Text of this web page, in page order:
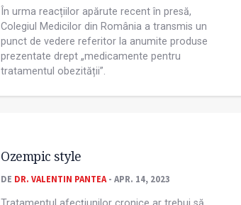
În urma reacțiilor apărute recent în presă,
Colegiul Medicilor din România a transmis un
punct de vedere referitor la anumite produse
prezentate drept „medicamente pentru
tratamentul obezității”.
Ozempic style
DE DR. VALENTIN PANTEA - APR. 14, 2023